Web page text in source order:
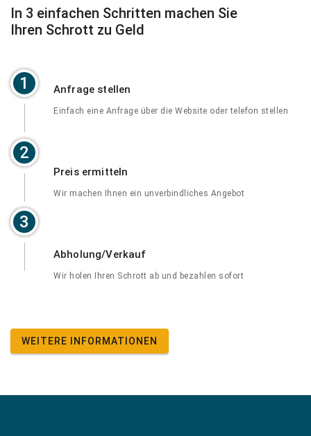
In 3 einfachen Schritten machen Sie
Ihren Schrott zu Geld
1
2
3
Anfrage stellen
Einfach eine Anfrage über die Website oder telefon stellen
Preis ermitteln
Wir machen Ihnen ein unverbindliches Angebot
Abholung/Verkauf
Wir holen Ihren Schrott ab und bezahlen sofort
WEITERE INFORMATIONEN